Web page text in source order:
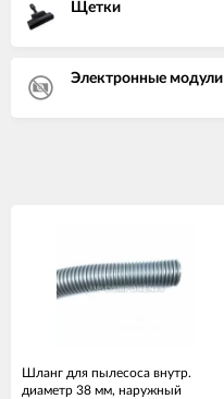
Щетки
Электронные модули
Шланг для пылесоса внутр.
диаметр 38 мм, наружный